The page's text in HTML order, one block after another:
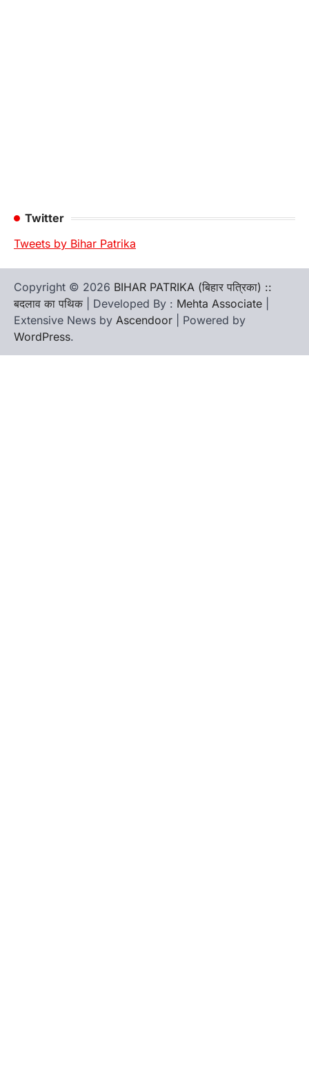
Twitter
Tweets by Bihar Patrika
Copyright © 2026 BIHAR PATRIKA (बिहार पत्रिका) ::
बदलाव का पथिक | Developed By : Mehta Associate
Extensive News by Ascendoor | Powered by
WordPress.